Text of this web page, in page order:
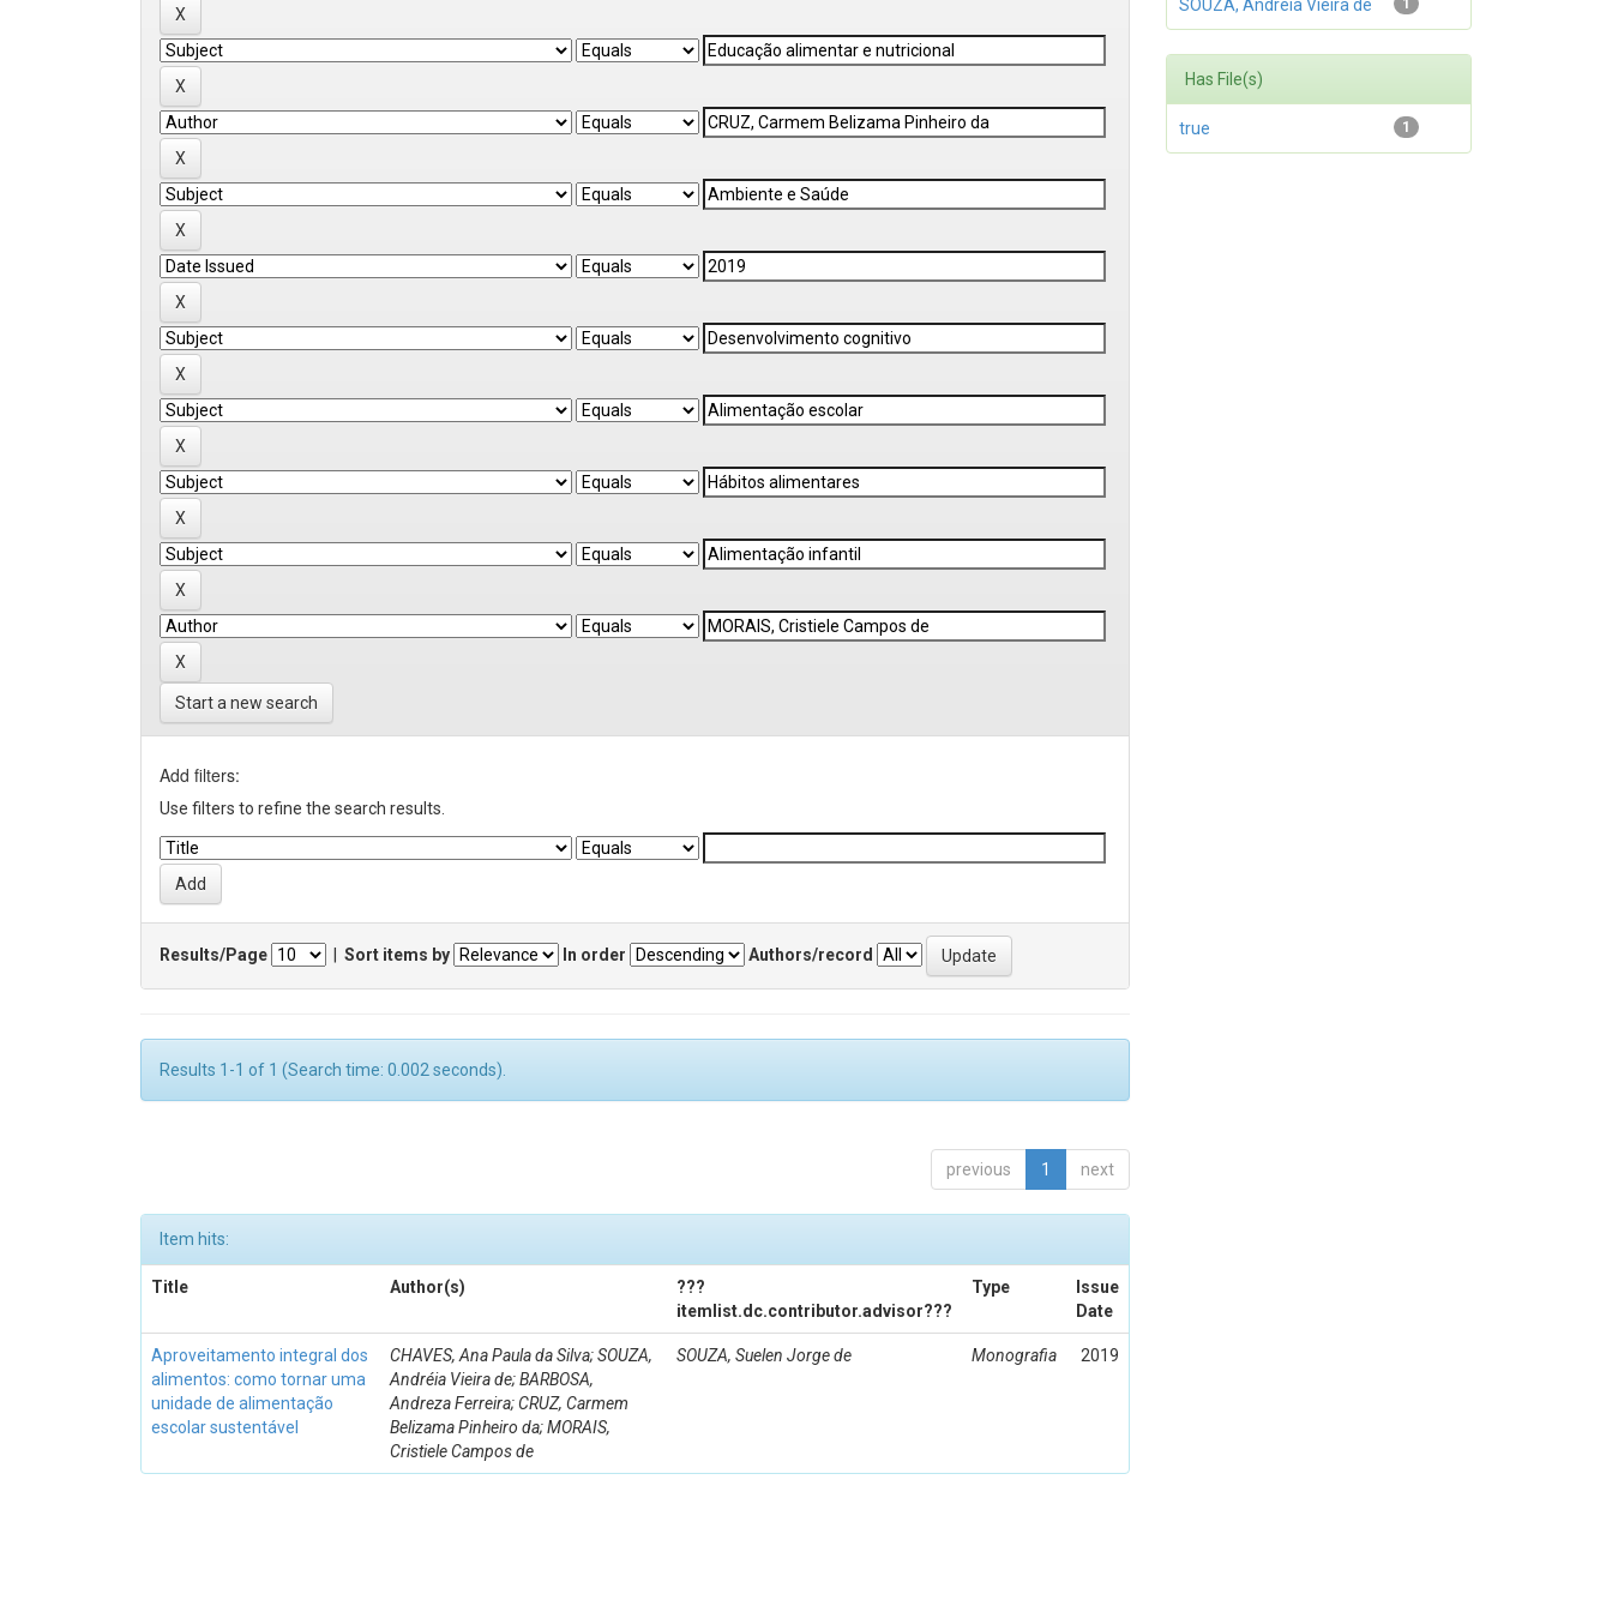
Start a new search
Add filters:
Use filters to refine the search results.
Results/Page Sort items by In order Authors/record
Results 1-1 of 1 (Search time: 0.002 seconds).
previous 1 next
Item hits:
Title Author(s)
???
itemlist.dc.contributor.advisor???
Type
Issue
Date
Aproveitamento integral dos
alimentos: como tornar uma
unidade de alimentação
escolar sustentável
CHAVES, Ana Paula da Silva; SOUZA,
Andréia Vieira de; BARBOSA,
Andreza Ferreira; CRUZ, Carmem
Belizama Pinheiro da; MORAIS,
Cristiele Campos de
SOUZA, Suelen Jorge de Monografia 2019
1
SOUZA, Andréia Vieira de
Has File(s)
1
true